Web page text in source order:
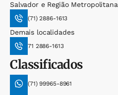
Salvador e Região Metropolitana
(71) 2886-1613
Demais localidades
71 2886-1613
Classificados
(71) 99965-8961